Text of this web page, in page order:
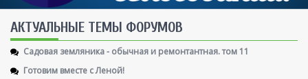
AКТУАЛЬНЫЕ ТЕМЫ ФОРУМОВ
Садовая земляника - обычная и ремонтантная. том 11
Готовим вместе с Леной!